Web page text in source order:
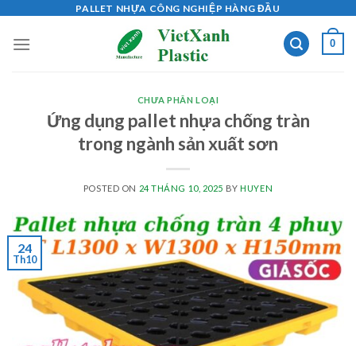
content
PALLET NHỰA CÔNG NGHIỆP HÀNG ĐẦU
0
CHƯA PHÂN LOẠI
Ứng dụng pallet nhựa chống tràn
trong ngành sản xuất sơn
POSTED ON 24 THÁNG 10, 2025 BYHUYEN
24
Th10